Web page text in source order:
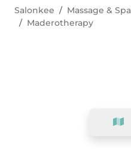
Salonkee Massage & Spa
Maderotherapy